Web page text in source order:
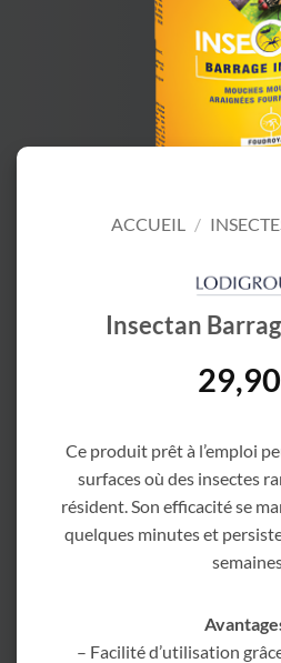
ACCUEIL /
Insectan
29,90
Ce produit prêt à l’emploi
surfaces où des insectes
résident. Son efficacité se
quelques minutes et
– Facilité d’utilisation